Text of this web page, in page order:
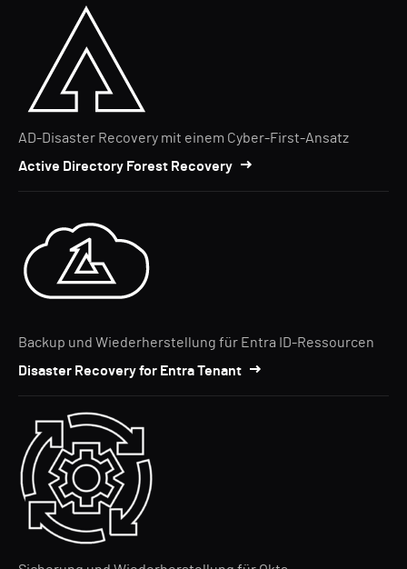
AD-Disaster Recovery mit einem Cyber-First-Ansatz
Active Directory Forest Recovery
Backup und Wiederherstellung für Entra ID-Ressourcen
Disaster Recovery for Entra Tenant